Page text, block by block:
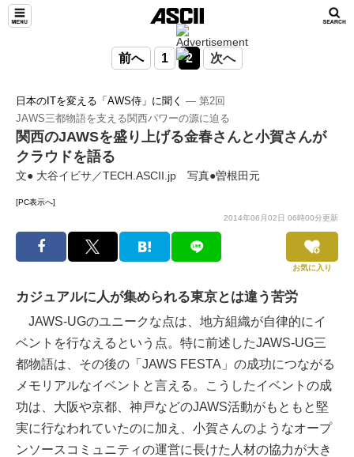
前へ 1 2 次へ
日本のITを変える「AWS侍」に聞く ― 第2回
JAWS三都物語を支える関西パワーの源に迫る
関西のJAWSを盛り上げる金春さんと小賀さんが
クラウドを語る
文● 大谷イビサ／TECH.ASCII.jp 写真●曽根田元
[PC表示へ]
2014年06月02日 06時00分更新
お気に入り
カジュアルに人が集められる東京とは違う苦労
JAWS-UGのユニークな点は、地方組織が自律的にイ
ベントを行なえるという点。特に前述したJAWS-UG三
都物語は、その後の「JAWS FESTA」の成功につながる
メモリアルなイベントと言える。こうしたイベントの成
功は、大阪や京都、神戸などのJAWS活動がもともと堅
実に行なわれていたのに加え、小賀さんのようなオープ
ンソースコミュニティの運営に長けた人材の協力が大き